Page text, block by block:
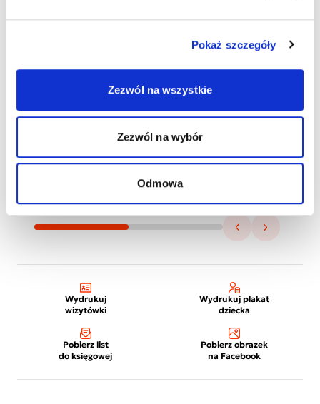
Pokaż szczegóły
Zezwól na wszystkie
Zezwól na wybór
Odmowa
Wydrukuj
wizytówki
Wydrukuj plakat
dziecka
Pobierz list
do księgowej
Pobierz obrazek
na Facebook